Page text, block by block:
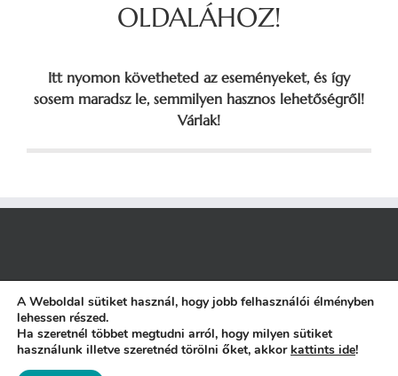
OLDALÁHOZ!
Itt nyomon követheted az eseményeket, és így
sosem maradsz le, semmilyen hasznos lehetőségről!
Várlak!
ÁSZF|Adatkezelési Tájékoztató|NAIH engedély| Etikai Kódex
Motor:WordPress+Theme Fusion| Sablon:Avada
A Weboldal sütiket használ, hogy jobb felhasználói élményben
lehessen részed.
Ha szeretnél többet megtudni arról, hogy milyen sütiket
használunk illetve szeretnéd törölni őket, akkor kattints ide!